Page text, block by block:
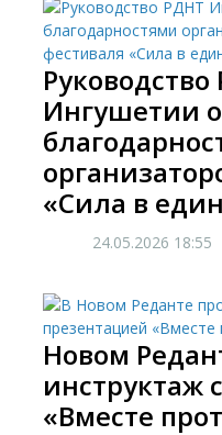
Ингушетии
«Сила в
24.05.2026 18:55
Новом
инструктаж
«Вместе